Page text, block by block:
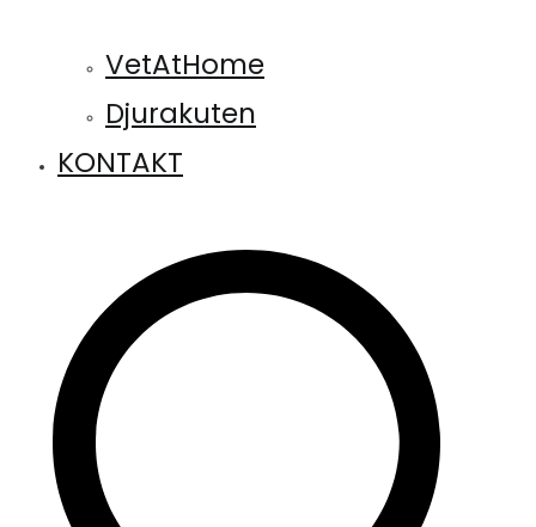
VetAtHome
Djurakuten
KONTAKT